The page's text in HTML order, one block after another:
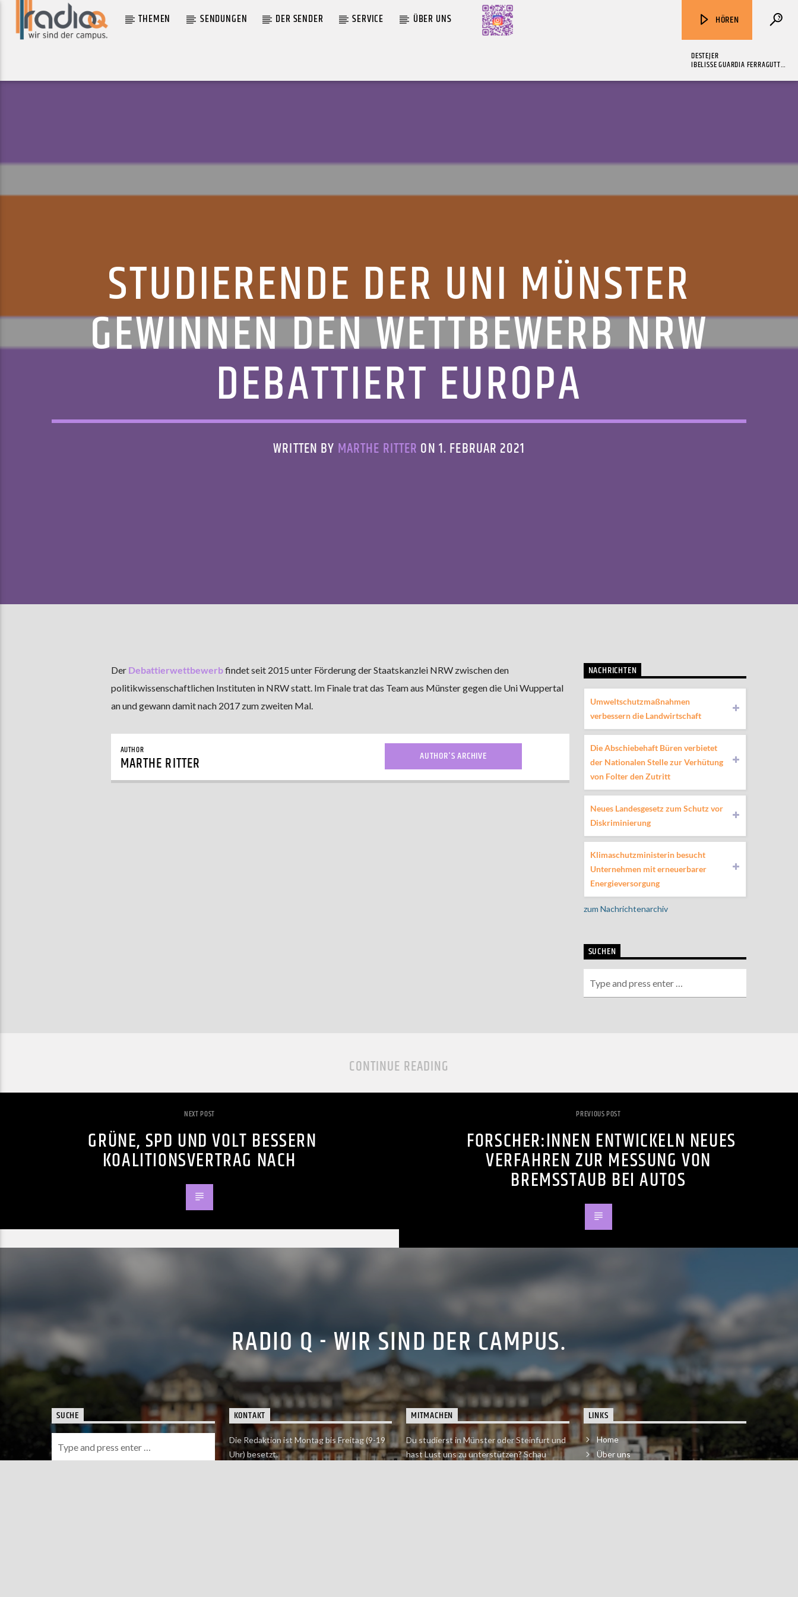
THEMEN SENDUNGEN DER SENDER SERVICE ÜBER UNS HÖREN
DESTEJER
IBELISSE GUARDIA FERRAGUTTI
STUDIERENDE DER UNI MÜNSTER
GEWINNEN DEN WETTBEWERB NRW
DEBATTIERT EUROPA
WRITTEN BY MARTHE RITTER ON 1. FEBRUAR 2021
Der Debattierwettbewerbfindet seit 2015 unter Förderung der Staatskanzlei NRW zwischen den
politikwissenschaftlichen Instituten in NRW statt. Im Finale trat das Team aus Münster gegen die Uni Wuppertal
an und gewann damit nach 2017 zum zweiten Mal.
AUTHOR
MARTHE RITTER AUTHOR'S ARCHIVE
NACHRICHTEN
Umweltschutzmaßnahmen
verbessern die Landwirtschaft
Die Abschiebehaft Büren verbietet
der Nationalen Stelle zur Verhütung
von Folter den Zutritt
Neues Landesgesetz zum Schutz vor
Diskriminierung
Klimaschutzministerin besucht
Unternehmen mit erneuerbarer
Energieversorgung
zum Nachrichtenarchiv
SUCHEN
CONTINUE READING
NEXT POST
GRÜNE, SPD UND VOLT BESSERN
KOALITIONSVERTRAG NACH
PREVIOUS POST
FORSCHER:INNEN ENTWICKELN NEUES
VERFAHREN ZUR MESSUNG VON
BREMSSTAUB BEI AUTOS
RADIO Q - WIR SIND DER CAMPUS.
SUCHE KONTAKT
Die Redaktion ist Montag bis Freitag (9-19
Uhr) besetzt.
MITMACHEN
Du studierst in Münster oder Steinfurt und
hast Lust uns zu unterstützen? Schau
LINKS
Home
Über uns